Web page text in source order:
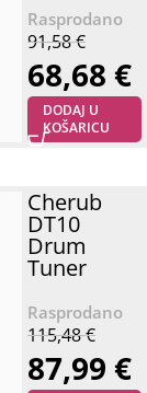
91,58€
68,68 €
DODAJ U
KOŠARICU
Cherub
DT10
Drum
Tuner
115,48€
87,99 €